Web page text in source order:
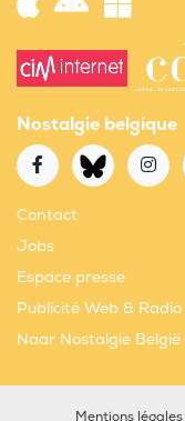
Nostalgie belgique
Contact
Jobs
Espace presse
Publicité Web & Radio
Naar Nostalgie België
Mentions légales